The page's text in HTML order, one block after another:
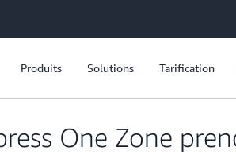
Produits Solutions Tarification
One Zone